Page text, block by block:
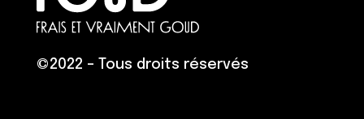
©2022 – Tous droits réservés